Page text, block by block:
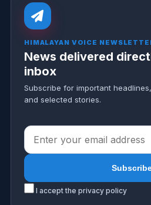
HIMALAYAN VOICE
News delivered
inbox
Subscribe for important
and selected stories.
I accept the privacy policy